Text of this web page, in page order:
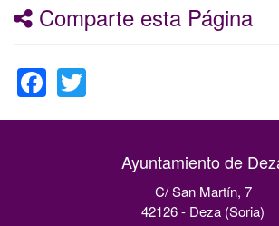
Comparte esta Página
Facebook
Ayuntamiento de
C/ San Martín, 7
42126 - Deza (Soria)